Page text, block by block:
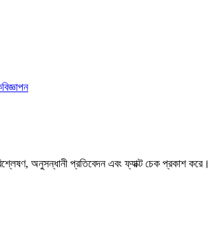
বিজ্ঞাপন
অনুসন্ধানী প্রতিবেদন এবং ফ্যাক্ট চেক প্রকাশ করে।